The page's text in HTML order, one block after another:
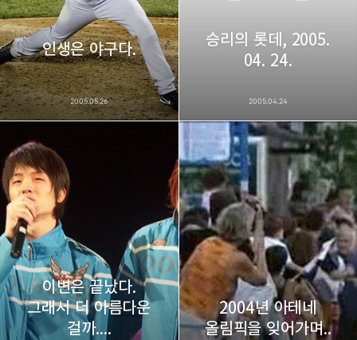
인생은 야구다.
2005.05.26
승리의 롯데, 2005.
04. 24.
2005.04.24
이변은 끝났다.
그래서 더 아름다운
걸까....
2004년 아테네
올림픽을 잊어가며..